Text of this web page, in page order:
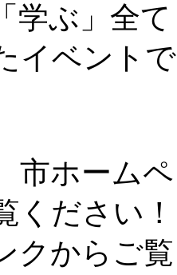
学ぶ」全て
イベントで
市ホームペ
ください！
クからご覧